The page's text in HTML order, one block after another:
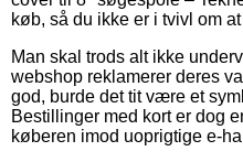
køb, så du ikke er i tvivl om
Man skal trods alt ikke
webshop reklamerer deres
god, burde det tit være et
Bestillinger med kort er dog
køberen imod uoprigtige e-